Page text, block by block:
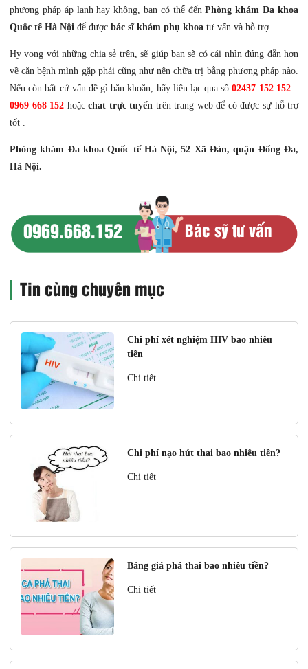
phương pháp áp lạnh hay không, bạn có thể đếnPhòng khám Đa khoa
Quốc tế Hà Nội để được bác sĩ khám phụ khoa tư vấn và hỗ trợ.
Hy vọng với những chia sẻ trên, sẽ giúp bạn sẽ có cái nhìn đúng đắn hơn
về căn bệnh mình gặp phải cũng như nên chữa trị bằng phương pháp nào.
Nếu còn bất cứ vấn đề gì băn khoăn, hãy liên lạc qua số02437 152 152 –
0969 668 152 hoặcchat trực tuyến trên trang web để có được sự hỗ trợ
tốt .
Phòng khám Đa khoa Quốc tế Hà Nội, 52 Xã Đàn, quận Đống Đa,
Hà Nội.
0969.668.152 Bác sỹ tư vấn
Tin cùng chuyên mục
Chi phí xét nghiệm HIV bao nhiêu
tiền
Chi tiết
Chi phí nạo hút thai bao nhiêu tiền?
Chi tiết
Bảng giá phá thai bao nhiêu tiền?
Chi tiết